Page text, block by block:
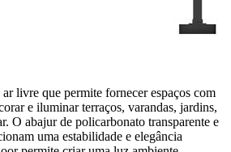
livre que permite fornecer espaços com
e iluminar terraços, varandas, jardins,
O abajur de policarbonato transparente e
uma estabilidade e elegância